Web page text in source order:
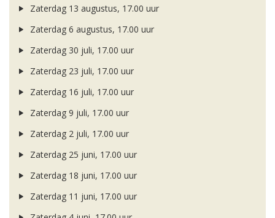
Zaterdag 13 augustus, 17.00 uur
Zaterdag 6 augustus, 17.00 uur
Zaterdag 30 juli, 17.00 uur
Zaterdag 23 juli, 17.00 uur
Zaterdag 16 juli, 17.00 uur
Zaterdag 9 juli, 17.00 uur
Zaterdag 2 juli, 17.00 uur
Zaterdag 25 juni, 17.00 uur
Zaterdag 18 juni, 17.00 uur
Zaterdag 11 juni, 17.00 uur